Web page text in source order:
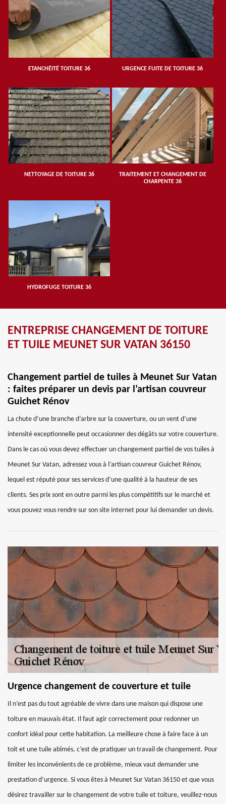
ETANCHÉITÉ TOITURE 36 URGENCE FUITE DE TOITURE 36
NETTOYAGE DE TOITURE 36
TRAITEMENT ET CHANGEMENT DE
CHARPENTE 36
HYDROFUGE TOITURE 36
ENTREPRISE CHANGEMENT DE TOITURE
ET TUILE MEUNET SUR VATAN 36150
Changement partiel de tuiles à Meunet Sur Vatan
: faites préparer un devis par l’artisan couvreur
Guichet Rénov
La chute d’une branche d’arbre sur la couverture, ou un vent d’une
intensité exceptionnelle peut occasionner des dégâts sur votre couverture.
Dans le cas où vous devez effectuer un changement partiel de vos tuiles à
Meunet Sur Vatan, adressez vous à l’artisan couvreur Guichet Rénov,
lequel est réputé pour ses services d’une qualité à la hauteur de ses
clients. Ses prix sont en outre parmi les plus compétitifs sur le marché et
vous pouvez vous rendre sur son site internet pour lui demander un devis.
Urgence changement de couverture et tuile
Il n’est pas du tout agréable de vivre dans une maison qui dispose une
toiture en mauvais état. Il faut agir correctement pour redonner un
confort idéal pour cette habitation. La meilleure chose à faire face à un
toit et une tuile abîmés, c’est de pratiquer un travail de changement. Pour
limiter les inconvénients de ce problème, mieux vaut demander une
prestation d’urgence. Si vous êtes à Meunet Sur Vatan 36150 et que vous
désirez travailler sur le changement de votre tuile et toiture, veuillez-nous